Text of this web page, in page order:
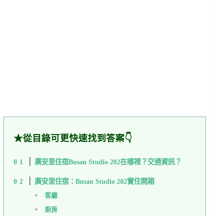
★從目錄可更快速找到答案👇
廣安里住宿Busan Studio 202在哪裡？交通資訊？
廣安里住宿：Busan Studio 202實住開箱
客廳
廚房